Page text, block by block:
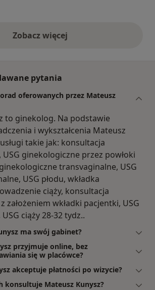
Zobacz więcejopinie powyżej
pytania
oferowanych przez Mateusz
to ginekolog. Na podstawie
i wykształcenia Mateusz
takie jak: konsultacja
ginekologiczne przez powłoki
transvaginalne, USG
USG płodu, wkładka
ciąży, konsultacja
założeniem wkładki pacjentki, USG
ciąży 28-32 tydz..
ma swój gabinet?
przyjmuje online, bez
się w placówce?
akceptuje płatności po wizycie?
konsultuje Mateusz Kunysz?